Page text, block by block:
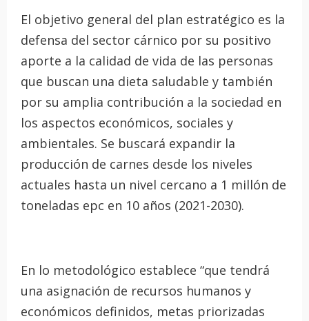
El objetivo general del plan estratégico es la
defensa del sector cárnico por su positivo
aporte a la calidad de vida de las personas
que buscan una dieta saludable y también
por su amplia contribución a la sociedad en
los aspectos económicos, sociales y
ambientales. Se buscará expandir la
producción de carnes desde los niveles
actuales hasta un nivel cercano a 1 millón de
toneladas epc en 10 años (2021-2030).
En lo metodológico establece “que tendrá
una asignación de recursos humanos y
económicos definidos, metas priorizadas